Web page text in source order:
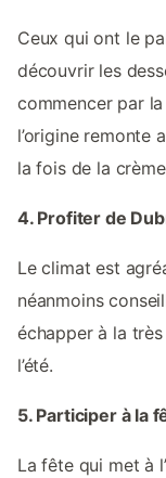
Ceux qui ont le
découvrir les
commencer par la
l’origine remonte
la fois de la
4. Profiter de
Le climat est
néanmoins
échapper à la
l’été.
5. Participer à la
La fête qui met à